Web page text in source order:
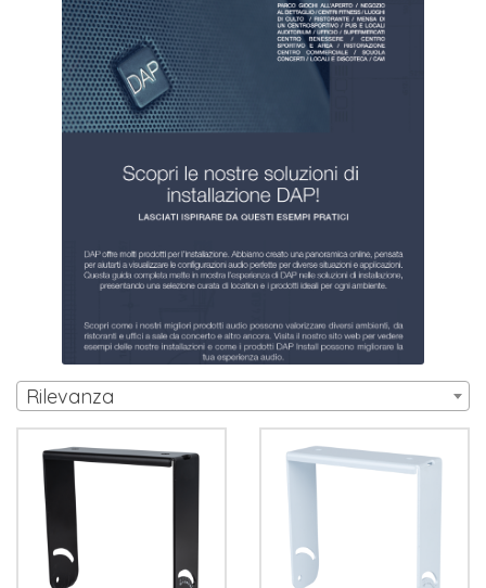
Rilevanza